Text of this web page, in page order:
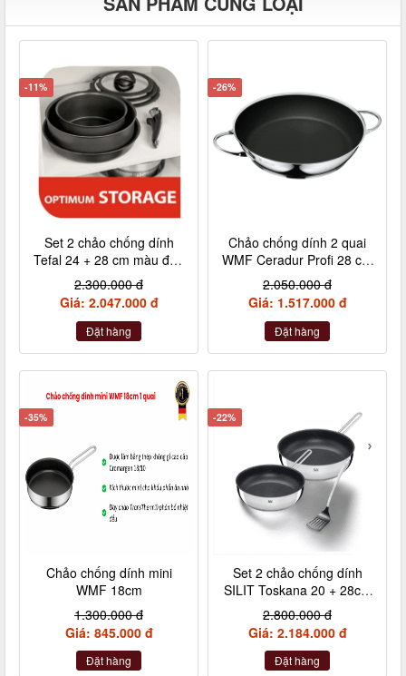
-11%
Set 2 chảo chống dính
Tefal 24 + 28 cm màu đen
cán rời L6509205
2.300.000 đ
Giá: 2.047.000 đ
Đặt hàng
-26%
Chảo chống dính 2 quai
WMF Ceradur Profi 28 cm
nội địa Đức
2.050.000 đ
Giá: 1.517.000 đ
Đặt hàng
-35%
Chảo chống dính mini
WMF 18cm
1.300.000 đ
Giá: 845.000 đ
Đặt hàng
-22%
Set 2 chảo chống dính
SILIT Toskana 20 + 28cm
kèm xẻng
2.800.000 đ
Giá: 2.184.000 đ
Đặt hàng